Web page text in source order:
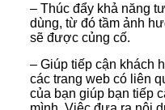
– Thúc đẩy khả năng
dùng, từ đó tầm ảnh
sẽ được củng cố.
– Giúp tiếp cận khách
các trang web có liên
của bạn giúp bạn tiếp